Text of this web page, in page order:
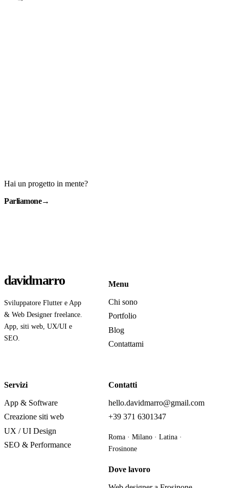
Hai un progetto in mente?
Parliamone→
davidmarro
Sviluppatore Flutter e App
& Web Designer freelance.
App, siti web, UX/UI e
SEO.
Menu
Chi sono
Portfolio
Blog
Contattami
Servizi
App & Software
Creazione siti web
UX / UI Design
SEO & Performance
Contatti
hello.davidmarro@gmail.com
+39 371 6301347
Roma · Milano · Latina ·
Frosinone
Dove lavoro